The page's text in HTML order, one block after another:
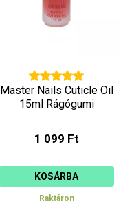
Master Nails Cuticle Oil
15ml Rágógumi
1 099 Ft
KOSÁRBA
Raktáron